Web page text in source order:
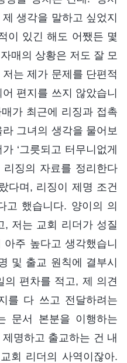
생각을 말하고 싶었지
이 있긴 해도 어쨌든 몇
매의 상황은 저도 잘 모
는 제가 문제를 단편적
편지를 쓰지 않았습니
가 최근에 리징과 접촉
그녀의 생각을 물어보
‘그릇되고 터무니없게
리징의 자료를 정리한다
다며, 리징이 제명 조건
고 했습니다. 양이의 의
, 저는 교회 리더가 성질
주 높다고 생각했습니
및 출교 원칙에 결부시
의 편차를 적고, 제 의견
를 다 쓰고 전달하려는
문서 본분을 이행하는
명하고 출교하는 건 내
회 리더의 사역이잖아.